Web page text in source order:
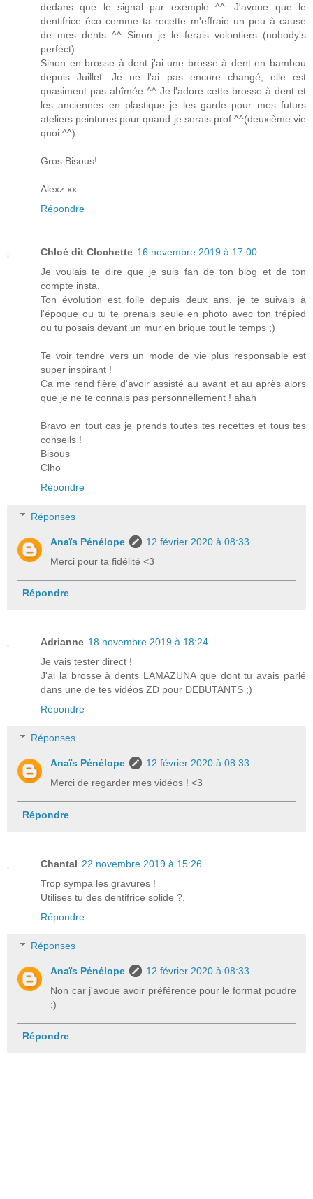
dedans que le signal par exemple ^^ .J'avoue que le
dentifrice éco comme ta recette m'effraie un peu à cause
de mes dents ^^ Sinon je le ferais volontiers (nobody's
perfect)
Sinon en brosse à dent j'ai une brosse à dent en bambou
depuis Juillet. Je ne l'ai pas encore changé, elle est
quasiment pas abîmée ^^ Je l'adore cette brosse à dent et
les anciennes en plastique je les garde pour mes futurs
ateliers peintures pour quand je serais prof ^^(deuxième vie
quoi ^^)
Gros Bisous!
Alexz xx
Répondre
Chloé dit Clochette 16 novembre 2019 à 17:00
Je voulais te dire que je suis fan de ton blog et de ton
compte insta.
Ton évolution est folle depuis deux ans, je te suivais à
l'époque ou tu te prenais seule en photo avec ton trépied
ou tu posais devant un mur en brique tout le temps ;)
Te voir tendre vers un mode de vie plus responsable est
super inspirant !
Ca me rend fière d'avoir assisté au avant et au après alors
que je ne te connais pas personnellement ! ahah
Bravo en tout cas je prends toutes tes recettes et tous tes
conseils !
Bisous
Clho
Répondre
Réponses
Anaïs Pénélope
12 février 2020 à 08:33
Merci pour ta fidélité <3
Répondre
Adrianne 18 novembre 2019 à 18:24
Je vais tester direct !
J'ai la brosse à dents LAMAZUNA que dont tu avais parlé
dans une de tes vidéos ZD pour DEBUTANTS ;)
Répondre
Réponses
Anaïs Pénélope
12 février 2020 à 08:33
Merci de regarder mes vidéos ! <3
Répondre
Chantal 22 novembre 2019 à 15:26
Trop sympa les gravures !
Utilises tu des dentifrice solide ?.
Répondre
Réponses
Anaïs Pénélope
12 février 2020 à 08:33
Non car j'avoue avoir préférence pour le format poudre
;)
Répondre